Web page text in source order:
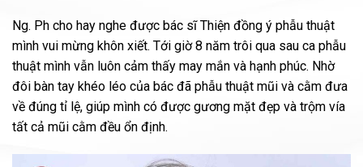
Ng. Ph cho hay nghe được bác sĩ Thiện đồng ý phẫu thuật
mình vui mừng khôn xiết. Tới giờ 8 năm trôi qua sau ca phẫu
thuật mình vẫn luôn cảm thấy may mắn và hạnh phúc. Nhờ
đôi bàn tay khéo léo của bác đã phẫu thuật mũi và cằm đưa
về đúng tỉ lệ, giúp mình có được gương mặt đẹp và trộm vía
tất cả mũi cằm đều ổn định.